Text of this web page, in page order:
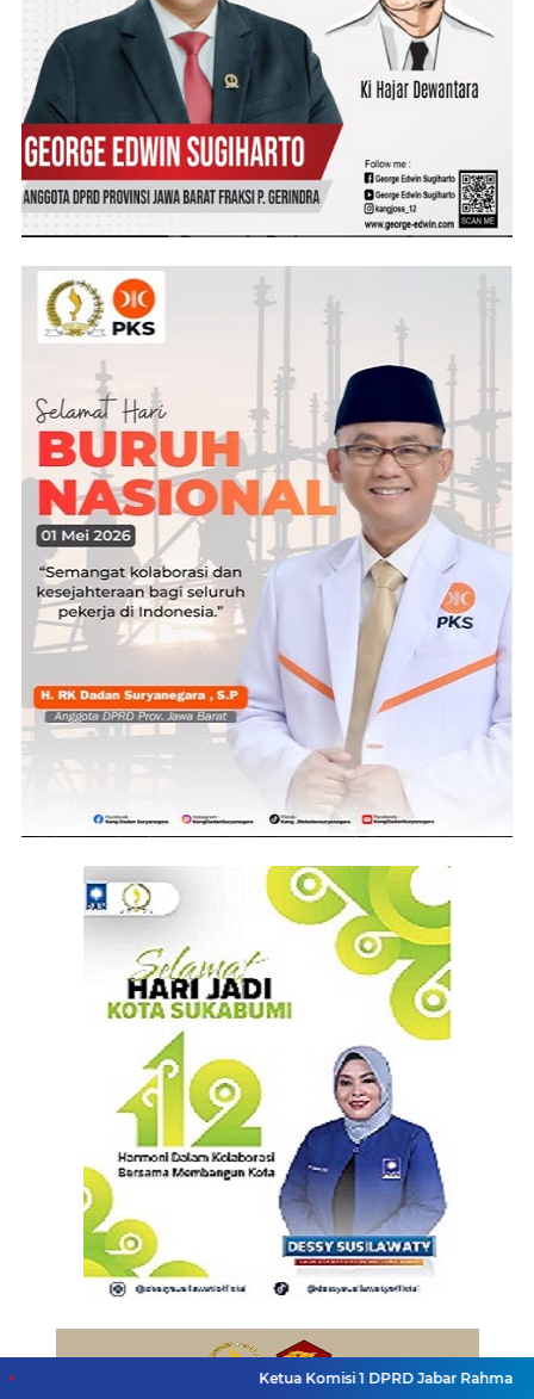
Ketua Komisi 1 DPRD Jabar Rahmat Hidayat Djati